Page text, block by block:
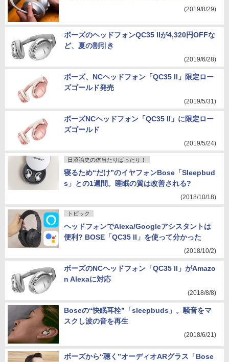
(2019/8/29)
ボーズのヘッドフォンQC35 IIが4,320円OFFな
ど、夏の割引き
(2019/6/28)
ボーズ、NCヘッドフォン「QC35 II」限定ロー
ズゴールド発売
(2019/5/31)
ボーズNCヘッドフォン「QC35 II」に限定ロー
ズゴールド
(2019/5/24)
日沼諭史の体当たりばったり！
寝るため“だけ”のイヤフォンBose「Sleepbud
s」との1週間。睡眠の質は改善される?
(2018/10/18)
トピック
ヘッドフォンでAlexa/Googleアシスタントは
便利? BOSE「QC35 II」を使って分かった
(2018/10/2)
ボーズのNCヘッドフォン「QC35 II」がAmazo
n Alexaに対応
(2018/8/8)
Boseの“快眠耳栓”「sleepbuds」。騒音をマ
スクし波の音を再生
(2018/6/21)
ボーズから“聴く”オーディオARグラス「Bose